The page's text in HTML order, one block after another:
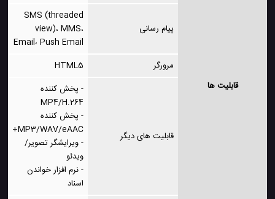
قابلیت ها
پیام رسانی
SMS (threaded
view)، MMS،
Email، Push Email
مرورگر
HTML5
قابلیت های دیگر
- پخش کننده
MP4/H.264
- پخش کننده
MP3/WAV/eAAC+
- ویرایشگر تصویر/
ویدئو
- نرم افزار خواندن
اسناد